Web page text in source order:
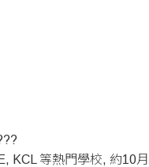
KCL 等熱門學校, 約10